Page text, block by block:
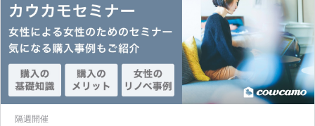
隔週開催